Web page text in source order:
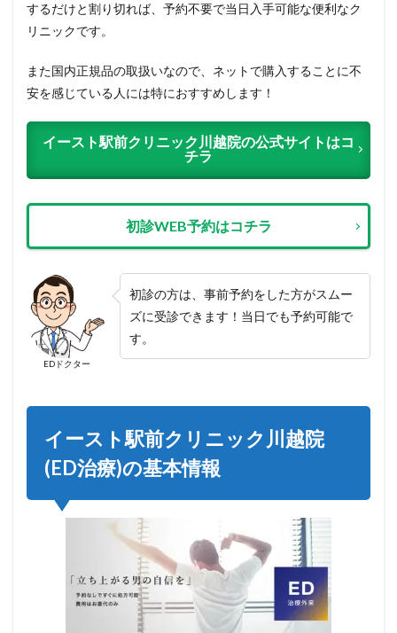
するだけと割り切れば、予約不要で当日入手可能な便利なク
リニックです。
また国内正規品の取扱いなので、ネットで購入することに不
安を感じている人には特におすすめします！
イースト駅前クリニック川越院の公式サイトはコ
チラ
初診WEB予約はコチラ
EDドクター
初診の方は、事前予約をした方がスムー
ズに受診できます！当日でも予約可能で
す。
イースト駅前クリニック川越院
(ED治療)の基本情報